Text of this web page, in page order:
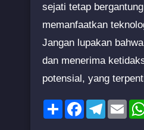
sejati tetap
memanfaatkan
Jangan lupakan
dan menerima
potensial, yang
ShareFacebookTelegram